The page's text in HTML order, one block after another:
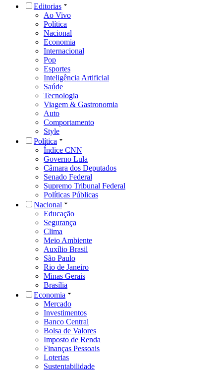
Editorias
Ao Vivo
Política
Nacional
Economia
Internacional
Pop
Esportes
Inteligência Artificial
Saúde
Tecnologia
Viagem & Gastronomia
Auto
Comportamento
Style
Política
Índice CNN
Governo Lula
Câmara dos Deputados
Senado Federal
Supremo Tribunal Federal
Políticas Públicas
Nacional
Educação
Segurança
Clima
Meio Ambiente
Auxílio Brasil
São Paulo
Rio de Janeiro
Minas Gerais
Brasília
Economia
Mercado
Investimentos
Banco Central
Bolsa de Valores
Imposto de Renda
Finanças Pessoais
Loterias
Sustentabilidade